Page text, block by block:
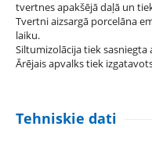
tvertnes apakšējā daļā un
Tvertni aizsargā porcelāna
laiku.
Siltumizolācija tiek
Ārējais apvalks tiek
Tehniskie dati